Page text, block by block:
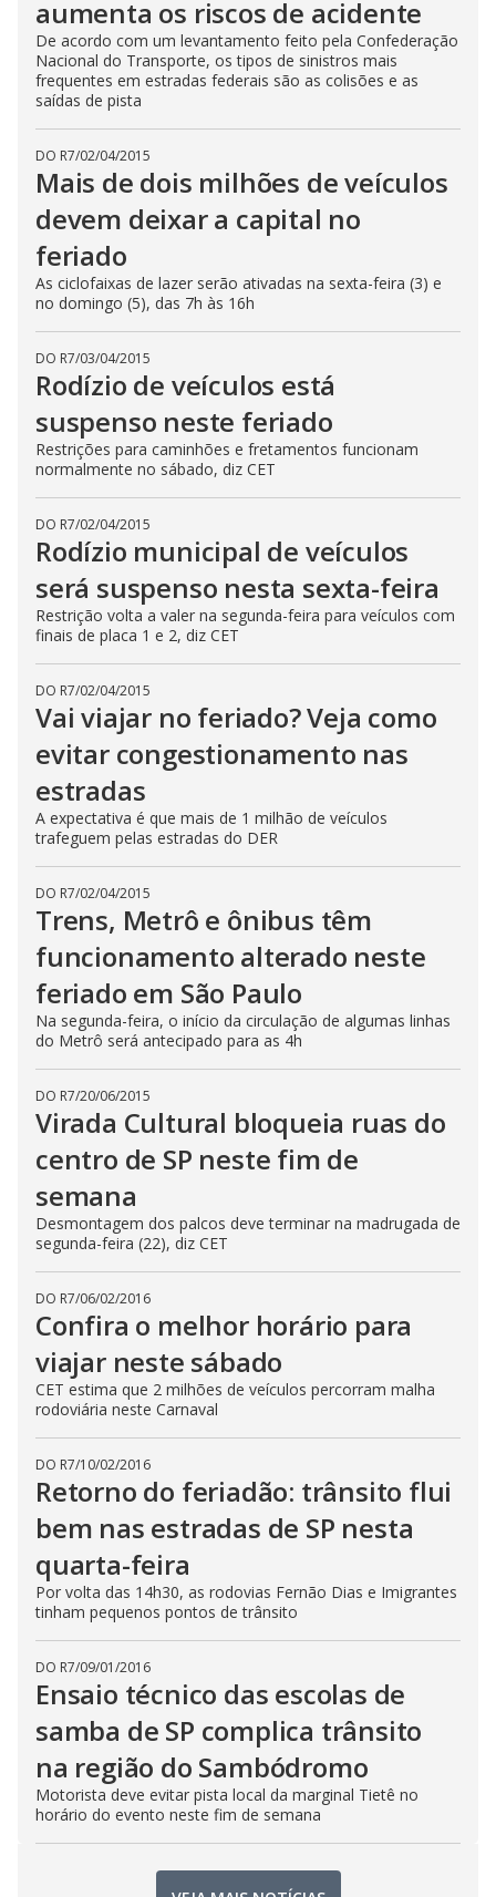
aumenta os riscos de acidente
De acordo com um levantamento feito pela Confederação
Nacional do Transporte, os tipos de sinistros mais
frequentes em estradas federais são as colisões e as
saídas de pista
DO R7/02/04/2015
Mais de dois milhões de veículos
devem deixar a capital no
feriado
As ciclofaixas de lazer serão ativadas na sexta-feira (3) e
no domingo (5), das 7h às 16h
DO R7/03/04/2015
Rodízio de veículos está
suspenso neste feriado
Restrições para caminhões e fretamentos funcionam
normalmente no sábado, diz CET
DO R7/02/04/2015
Rodízio municipal de veículos
será suspenso nesta sexta-feira
Restrição volta a valer na segunda-feira para veículos com
finais de placa 1 e 2, diz CET
DO R7/02/04/2015
Vai viajar no feriado? Veja como
evitar congestionamento nas
estradas
A expectativa é que mais de 1 milhão de veículos
trafeguem pelas estradas do DER
DO R7/02/04/2015
Trens, Metrô e ônibus têm
funcionamento alterado neste
feriado em São Paulo
Na segunda-feira, o início da circulação de algumas linhas
do Metrô será antecipado para as 4h
DO R7/20/06/2015
Virada Cultural bloqueia ruas do
centro de SP neste fim de
semana
Desmontagem dos palcos deve terminar na madrugada de
segunda-feira (22), diz CET
DO R7/06/02/2016
Confira o melhor horário para
viajar neste sábado
CET estima que 2 milhões de veículos percorram malha
rodoviária neste Carnaval
DO R7/10/02/2016
Retorno do feriadão: trânsito flui
bem nas estradas de SP nesta
quarta-feira
Por volta das 14h30, as rodovias Fernão Dias e Imigrantes
tinham pequenos pontos de trânsito
DO R7/09/01/2016
Ensaio técnico das escolas de
samba de SP complica trânsito
na região do Sambódromo
Motorista deve evitar pista local da marginal Tietê no
horário do evento neste fim de semana